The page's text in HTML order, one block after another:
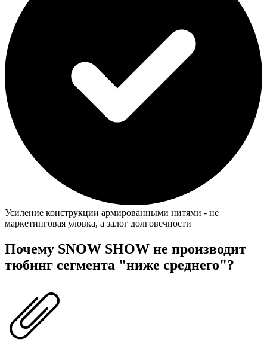
Усиление конструкции армированными нитями - не
маркетинговая уловка, а залог долговечности
Почему SNOW SHOW не производит
тюбинг сегмента "ниже среднего"?